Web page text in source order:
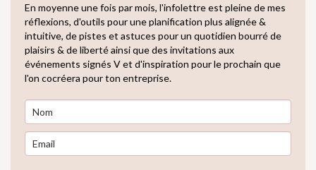
En moyenne une fois par mois, l'infolettre est pleine de mes
réflexions, d'outils pour une planification plus alignée &
intuitive, de pistes et astuces pour un quotidien bourré de
plaisirs & de liberté ainsi que des invitations aux
événements signés V et d'inspiration pour le prochain que
l'on cocréera pour ton entreprise.